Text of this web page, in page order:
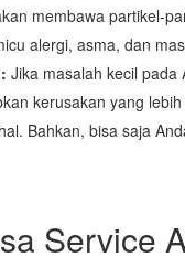
membawa partikel-
alergi, asma, dan
Jika masalah kecil pada
kerusakan yang
Bahkan, bisa saja
Service